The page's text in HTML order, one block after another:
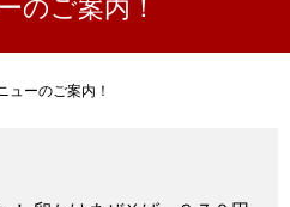
のご案内！
ューのご案内！